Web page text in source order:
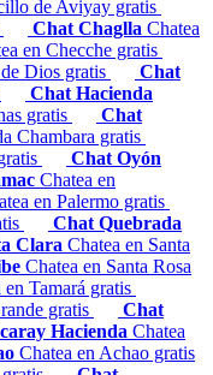
de Aviyay gratis
Chat Chaglla Chatea
en Checche gratis
Dios gratis
Chat
Chat Hacienda
gratis
Chat
Chambara gratis
Chat Oyón
Chatea en
en Palermo gratis
Chat Quebrada
Clara Chatea en Santa
Chatea en Santa Rosa
en Tamará gratis
gratis
Chat
Hacienda Chatea
Chatea en Achao gratis